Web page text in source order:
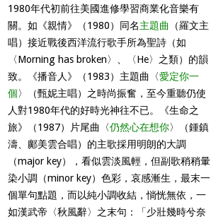
1980年代初前往美國進修學習商業化音樂有
關。如《親情》（1980）同名主題曲
（羅文主
唱）接近戰後西洋流行歌手所為聖詩（如
〈Morning has broken〉、〈He〉之類）的韻
致。《播音人》（1983）主題曲〈愛定你一
個〉（甄妮主唱）之時尚振奮，至今重聽仍使
人對1980年代的好時光神往不已。《生命之
旅》（1987）片尾曲〈仍然心在想你〉（鍾鎮
濤、鄺美雲合唱）的主歌採用明朗的大調
（major key），看似雲淡風輕，但副歌稍稍暈
染小調（minor key）色彩，哀感漸生，最末一
個單句點題，而以純小調收結，惝恍無依，一
如漢武帝〈秋風辭〉之末句：「少壯幾時兮奈